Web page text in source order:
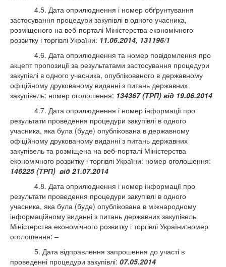
4.5. Дата оприлюднення і номер обґрунтування
застосування процедури закупівлі в одного учасника,
розміщеного на веб-порталі Міністерства економічного
розвитку і торгівлі України: 11.06.2014, 131196/1
4.6. Дата оприлюднення та номер повідомлення про
акцепт пропозиції за результатами застосування процедури
закупівлі в одного учасника, опублікованого в державному
офіційному друкованому виданні з питань державних
закупівель: номер оголошення: 134367 (ТРП) від 19.06.2014
4.7. Дата оприлюднення і номер інформації про
результати проведення процедури закупівлі в одного
учасника, яка була (буде) опублікована в державному
офіційному друкованому виданні з питань державних
закупівель та розміщена на веб-порталі Міністерства
економічного розвитку і торгівлі України: номер оголошення:
146225 (ТРП) від 21.07.2014
4.8. Дата оприлюднення і номер інформації про
результати проведення процедури закупівлі в одного
учасника, яка була (буде) опублікована в міжнародному
інформаційному виданні з питань державних закупівель
Міністерства економічного розвитку і торгівлі України:номер
оголошення: –
5. Дата відправлення запрошення до участі в
проведенні процедури закупівлі: 07.05.2014